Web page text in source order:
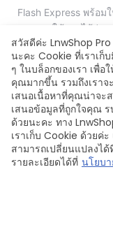
Flash Express พร้อ
สามารถใช้งานได้ผ่า
เศษ ค่าส่งเริ่มต้นเพีย
Booking เรียกรถเข้า
เพิ่มเติมตามด้านล่างนี้
Read More
Copyright ©
สวัสดีค่ะ LnwShop
นะคะ Cookie ที่เราเก็
ๆ ในบล็อกของเรา เพื่อ
คุณมากขึ้น รวมถึงเราจ
เสนอเนื้อหาที่คุณน่าจะ
เสนอข้อมูลที่ถูกใจคุณ ร
ด้วยนะคะ ทาง
เราเก็บ Cookie ด้วยค่
สามารถเปลี่ยนแปลงได้
รายละเอียดได้ที่ นโยบ